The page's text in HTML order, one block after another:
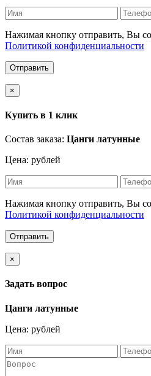
Нажимая кнопку отправить, Вы
Политикой конфиденциальности
Отправить
×
Купить в 1 клик
Состав заказа: Цанги латунные
Цена: рублей
Нажимая кнопку отправить, Вы
Политикой конфиденциальности
Отправить
×
Задать вопрос
Цанги латунные
Цена: рублей